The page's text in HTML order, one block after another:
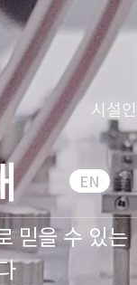
시설
EN
믿을 수 있는